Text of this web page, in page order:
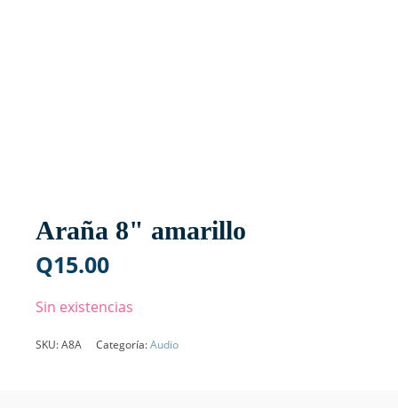
Araña 8" amarillo
Q15.00
Sin existencias
SKU:A8A Categoría:Audio